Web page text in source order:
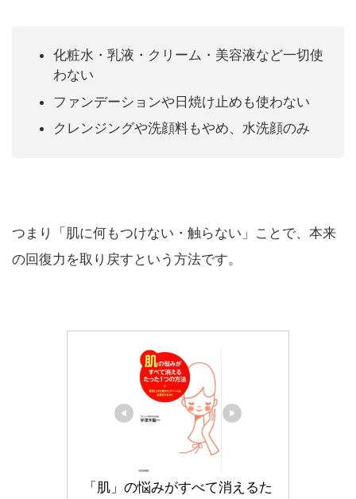
化粧水・乳液・クリーム・美容液など一切使
わない
ファンデーションや日焼け止めも使わない
クレンジングや洗顔料もやめ、水洗顔のみ
つまり「肌に何もつけない・触らない」ことで、本来
の回復力を取り戻すという方法です。
「肌」の悩みがすべて消えるた